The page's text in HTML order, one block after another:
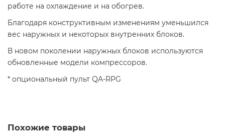
работе на охлаждение и на обогрев.
Благодаря конструктивным изменениям уменьшился
вес наружных и некоторых внутренних блоков.
В новом поколении наружных блоков используются
обновленные модели компрессоров.
* опциональный пульт QA-RPG
Похожие товары